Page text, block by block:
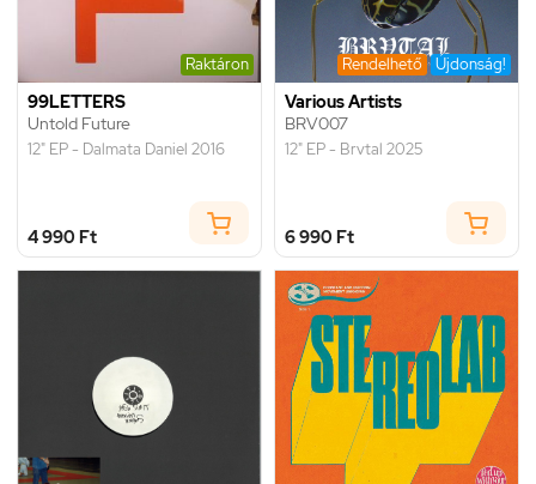
Raktáron
99LETTERS
Untold Future
12" EP - Dalmata Daniel 2016
4 990 Ft
Rendelhető Újdonság!
Various Artists
BRV007
12" EP - Brvtal 2025
6 990 Ft